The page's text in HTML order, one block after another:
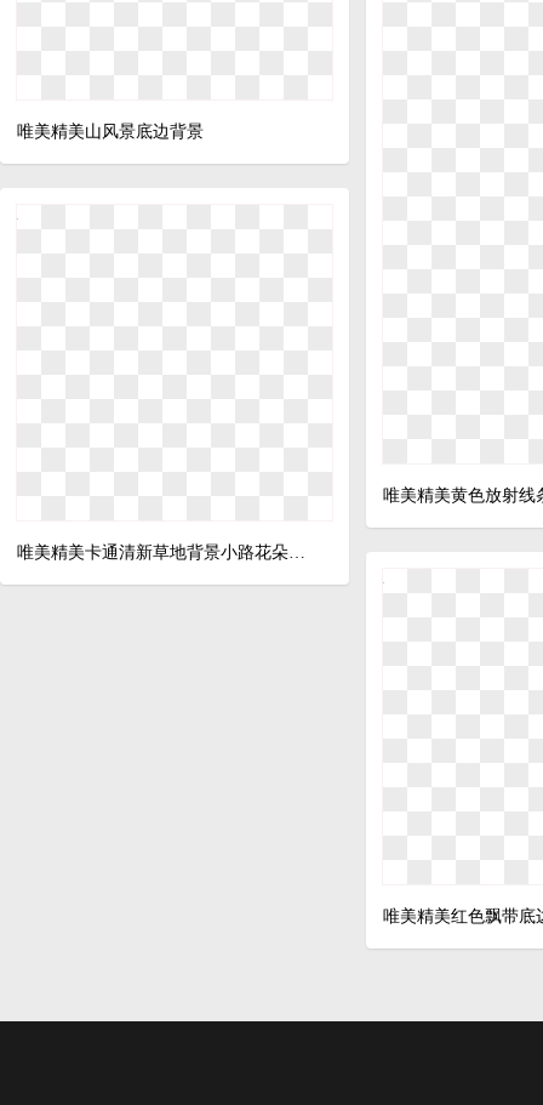
唯美精美山风景底边背景
唯美精美黄色放射线
唯美精美卡通清新草地背景小路花朵房子彩虹树
唯美精美红色飘带底